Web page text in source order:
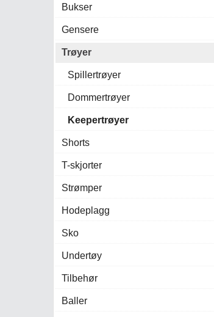
Bukser
Gensere
Trøyer
Spillertrøyer
Dommertrøyer
Keepertrøyer
Shorts
T-skjorter
Strømper
Hodeplagg
Sko
Undertøy
Tilbehør
Baller